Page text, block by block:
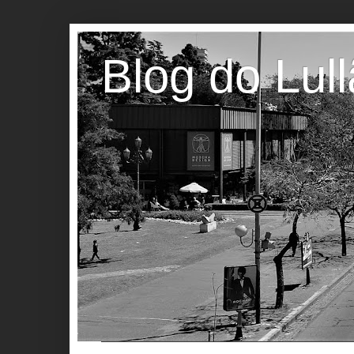
Blog do